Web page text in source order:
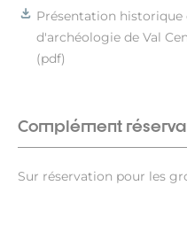
Présentation historique
d'archéologie de Val
(pdf)
Complément
Sur réservation pour les